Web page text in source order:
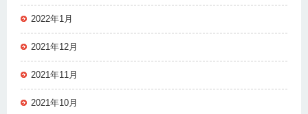
2022年1月
2021年12月
2021年11月
2021年10月